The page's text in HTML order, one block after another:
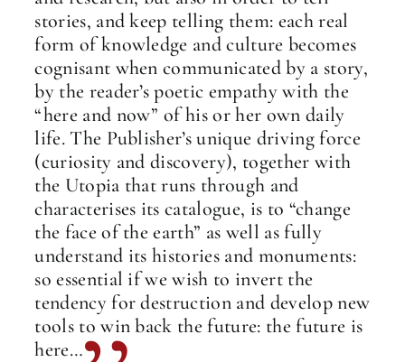
stories, and keep telling them: each real
form of knowledge and culture becomes
cognisant when communicated by a story,
by the reader’s poetic empathy with the
“here and now” of his or her own daily
life. The Publisher’s unique driving force
(curiosity and discovery), together with
the Utopia that runs through and
characterises its catalogue, is to “change
the face of the earth” as well as fully
understand its histories and monuments:
so essential if we wish to invert the
tendency for destruction and develop new
tools to win back the future: the future is
here…